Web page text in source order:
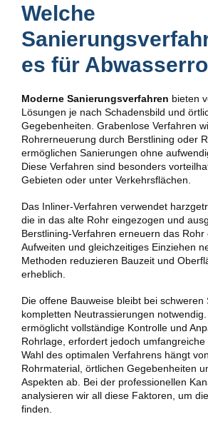
Welche
es für
Moderne Sanierungsverfahren bieten
Lösungen je nach Schadensbild und
Gegebenheiten. Grabenlose Verfahren
Rohrerneuerung durch Berstlining oder
ermöglichen Sanierungen ohne
Diese Verfahren sind besonders
Gebieten oder unter Verkehrsflächen.
Das Inliner-Verfahren verwendet
die in das alte Rohr eingezogen und
Berstlining-Verfahren erneuern das
Aufweiten und gleichzeitiges Einziehen
Methoden reduzieren Bauzeit und
erheblich.
Die offene Bauweise bleibt bei schweren
kompletten Neutrassierungen
ermöglicht vollständige Kontrolle und
Rohrlage, erfordert jedoch
Wahl des optimalen Verfahrens hängt
Rohrmaterial, örtlichen Gegebenheiten
Aspekten ab. Bei der professionellen
analysieren wir all diese Faktoren, um
finden.